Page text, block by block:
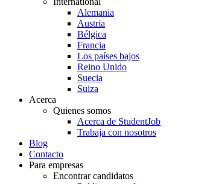
Alemania
Austria
Bélgica
Francia
Los países bajos
Reino Unido
Suecia
Suiza
Acerca
Quienes somos
Acerca de StudentJob
Trabaja con nosotros
Blog
Contacto
Para empresas
Encontrar candidatos